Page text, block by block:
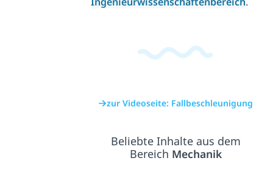
zur Videoseite: Fallbeschleunigung
Beliebte Inhalte aus dem
Bereich Mechanik